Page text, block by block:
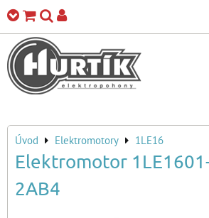
Úvod Elektromotory 1LE16
Elektromotor
2AB4